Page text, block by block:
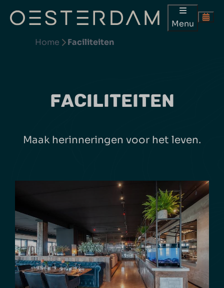
Menu
Home
Faciliteiten
FACILITEITEN
Maak herinneringen voor het leven.